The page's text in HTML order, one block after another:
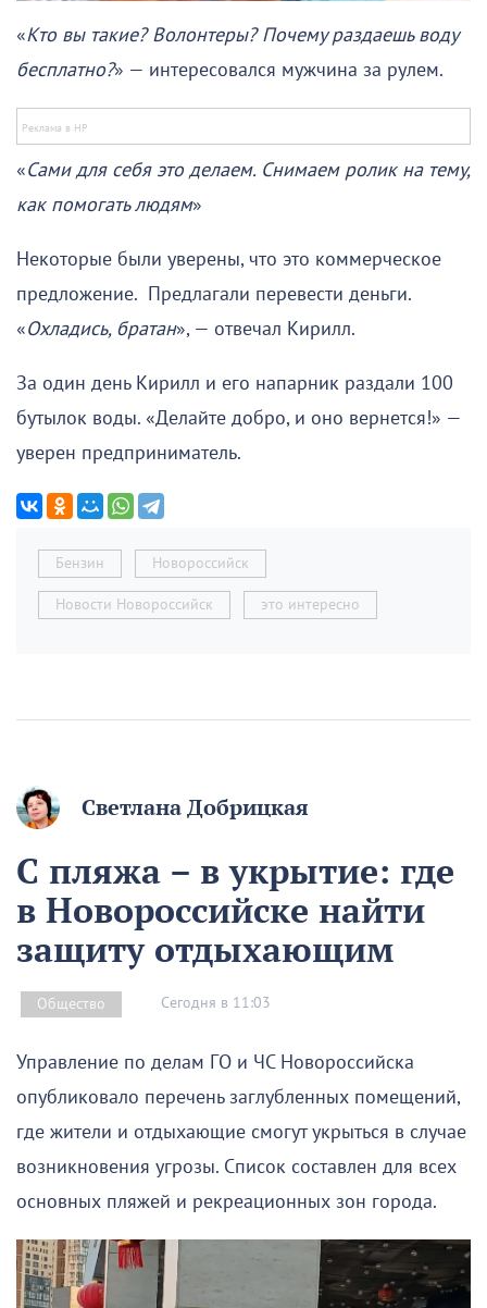
«Кто вы такие? Волонтеры? Почему раздаешь воду
бесплатно?» — интересовался мужчина за рулем.
«Сами для себя это делаем. Снимаем ролик на тему,
как помогать людям»
Некоторые были уверены, что это коммерческое
предложение. Предлагали перевести деньги.
«Охладись, братан», — отвечал Кирилл.
За один день Кирилл и его напарник раздали 100
бутылок воды. «Делайте добро, и оно вернется!» —
уверен предприниматель.
Бензин Новороссийск
Новости Новороссийск это интересно
Светлана Добрицкая
С пляжа – в укрытие: где
в Новороссийске найти
защиту отдыхающим
Общество Сегодня в 11:03
Управление по делам ГО и ЧС Новороссийска
опубликовало перечень заглубленных помещений,
где жители и отдыхающие смогут укрыться в случае
возникновения угрозы. Список составлен для всех
основных пляжей и рекреационных зон города.